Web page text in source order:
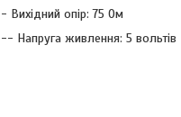
- Вихідний опір: 75 Ом
-- Напруга живлення: 5 вольтів